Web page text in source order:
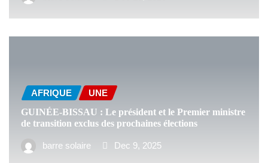
AFRIQUE
UNE
GUINÉE-BISSAU : Le président et le Premier ministre
de transition exclus des prochaines élections
barre solaire Dec 9, 2025